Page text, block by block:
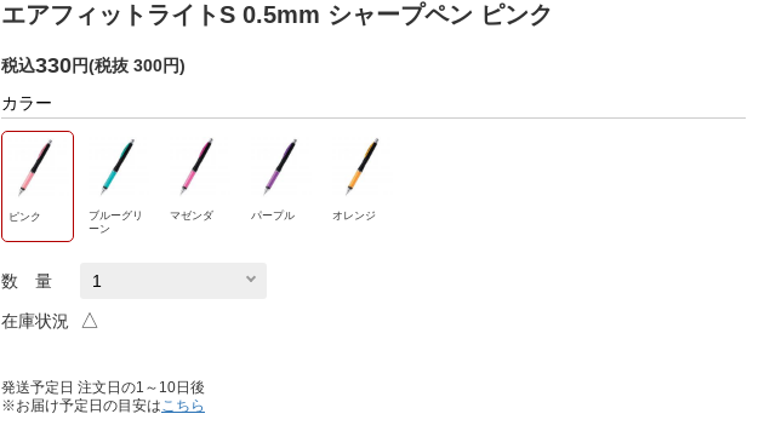
エアフィットライトS 0.5mm シャープペン ピンク
税込330円(税抜 300円)
カラー
ピンク
ブルーグリ
ーン
マゼンダ パープル オレンジ
数 量
在庫状況 △
発送予定日 注文日の1～10日後
※お届け予定日の目安はこちら